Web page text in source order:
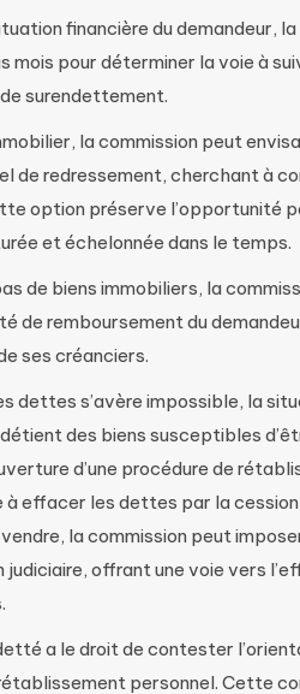
financière du demandeur, la
mois pour déterminer la voie à
surendettement.
la commission peut
de redressement, cherchant à
option préserve l’opportunité
et échelonnée dans le temps.
de biens immobiliers, la
de remboursement du
ses créanciers.
dettes s’avère impossible, la
des biens susceptibles
d’une procédure de
effacer les dettes par la
la commission peut
offrant une voie vers
a le droit de contester
rétablissement personnel. Cette